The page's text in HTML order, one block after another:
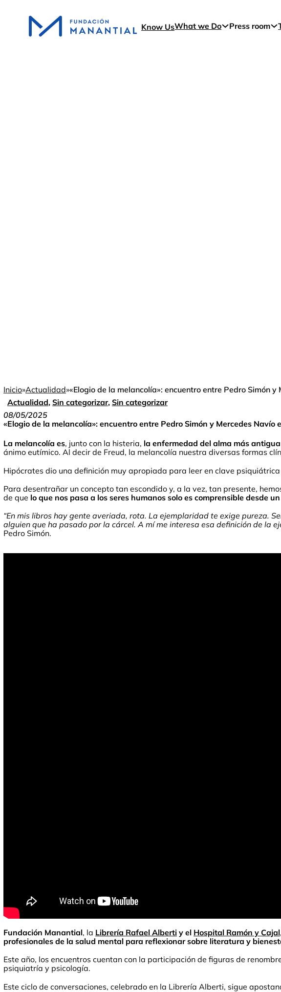
Know UsWhat we Do Press room
Inicio»Actualidad»«Elogio de la melancolía»: encuentro entre Pedro Simón
Actualidad, Sin categorizar, Sin categorizar
08/05/2025
«Elogio de la melancolía»: encuentro entre Pedro Simón y Mercedes Navío
La melancolía es, junto con la histeria, la enfermedad del alma más
ánimo eutímico. Al decir de Freud, la melancolía nuestra diversas formas
Hipócrates dio una definición muy apropiada para leer en clave
Para desentrañar un concepto tan escondido y, a la vez, tan presente,
de que lo que nos pasa a los seres humanos solo es comprensible desde
“En mis libros hay gente averiada, rota. La ejemplaridad te exige pureza.
alguien que ha pasado por la cárcel. A mí me interesa esa definición de la
Pedro Simón.
Fundación Manantial, la Librería Rafael Alberti y el Hospital Ramón y Cajal
profesionales de la salud mental para reflexionar sobre literatura y
Este año, los encuentros cuentan con la participación de figuras de
psiquiatría y psicología.
Este ciclo de conversaciones, celebrado en la Librería Alberti, sigue